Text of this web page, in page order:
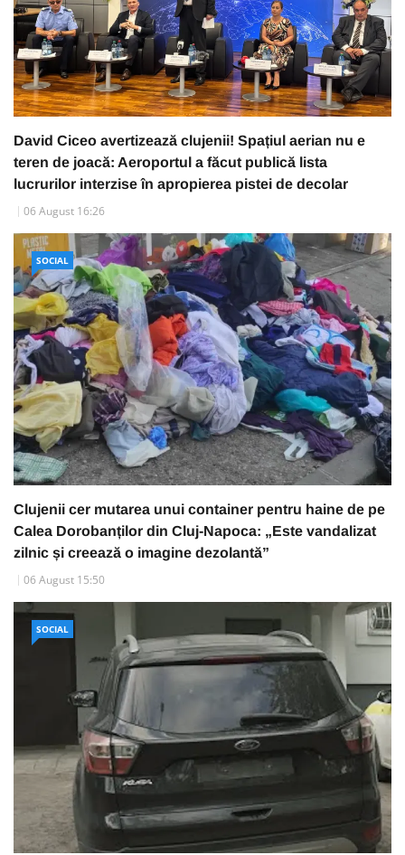
David Ciceo avertizează clujenii! Spațiul aerian nu e
teren de joacă: Aeroportul a făcut publică lista
lucrurilor interzise în apropierea pistei de decolar
06 August 16:26
SOCIAL
Clujenii cer mutarea unui container pentru haine de pe
Calea Dorobanților din Cluj-Napoca: „Este vandalizat
zilnic și creează o imagine dezolantă”
06 August 15:50
SOCIAL